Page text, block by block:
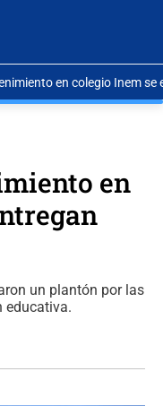
en colegio Inem se
en
un plantón por las
educativa.